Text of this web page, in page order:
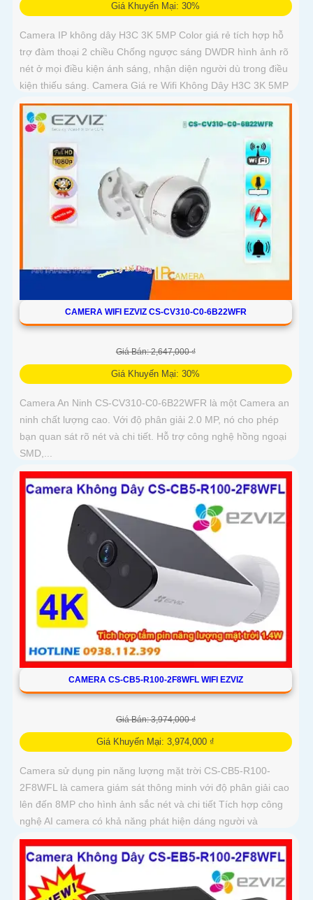
Giá Khuyến Mại: 30%
Camera IP không dây H3C 3K 5MP Color giá rẻ tích hợp hỗ
trợ đàm thoại 2 chiều Chống ngược sáng DWDR hình ảnh rõ
nét ở mọi điều kiện ánh sáng, nhận diện người dù trong điều
kiện thiếu sáng. Camera Giá re Wifi Không Dây H3C 3K 5MP
Color siêu sáng, đẹp
CAMERA WIFI EZVIZ CS-CV310-C0-6B22WFR
Giá Bán: 2,647,000 ₫
Giá Khuyến Mại: 30%
Camera An Ninh CS-CV310-C0-6B22WFR là một Camera an
ninh chất lượng cao. Với độ phân giải 2.0 MP, nó cho phép
bạn quan sát rõ nét và chi tiết. Hỗ trợ công nghệ hồng ngoại
SMD,...
CAMERA CS-CB5-R100-2F8WFL WIFI EZVIZ
Giá Bán: 3,974,000 ₫
Giá Khuyến Mại: 3,974,000 ₫
Camera sử dụng pin năng lượng mặt trời CS-CB5-R100-
2F8WFL là camera giám sát thông minh với độ phân giải cao
lên đến 8MP cho hình ảnh sắc nét và chi tiết Tích hợp công
nghệ AI camera có khả năng phát hiện dáng người và
phương tiện báo động khi phát hiện xâm nhập Thiết kế bền
bỉ chống nước IP65 phù hợp lắp đặt trong mọi điều kiện thời
tiết. Camera An Ninh CS-CB5-R100-2F8WFL có khả năng còi
hú, đèn chớp báo động, Wifi Không Dây, chức năng AI deep